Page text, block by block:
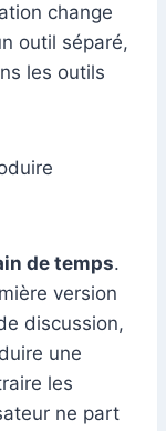
change
outil séparé,
les outils
de temps.
version
discussion,
une
les
ne part